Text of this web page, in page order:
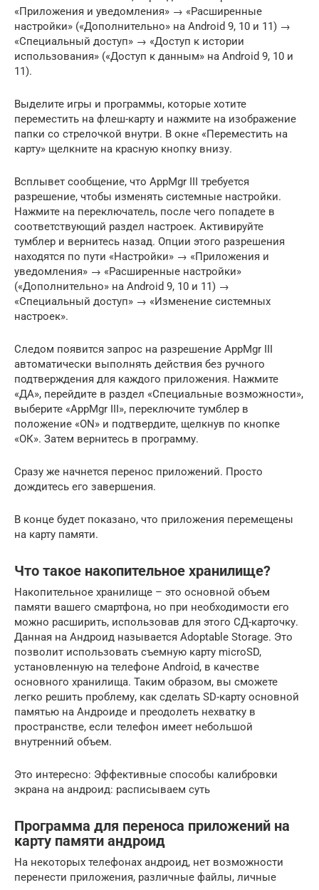
«Приложения и уведомления» → «Расширенные
настройки» («Дополнительно» на Android 9, 10 и 11) →
«Специальный доступ» → «Доступ к истории
использования» («Доступ к данным» на Android 9, 10 и
11).
Выделите игры и программы, которые хотите
переместить на флеш-карту и нажмите на изображение
папки со стрелочкой внутри. В окне «Переместить на
карту» щелкните на красную кнопку внизу.
Всплывет сообщение, что AppMgr III требуется
разрешение, чтобы изменять системные настройки.
Нажмите на переключатель, после чего попадете в
соответствующий раздел настроек. Активируйте
тумблер и вернитесь назад. Опции этого разрешения
находятся по пути «Настройки» → «Приложения и
уведомления» → «Расширенные настройки»
(«Дополнительно» на Android 9, 10 и 11) →
«Специальный доступ» → «Изменение системных
настроек».
Следом появится запрос на разрешение AppMgr III
автоматически выполнять действия без ручного
подтверждения для каждого приложения. Нажмите
«ДА», перейдите в раздел «Специальные возможности»,
выберите «AppMgr III», переключите тумблер в
положение «ON» и подтвердите, щелкнув по кнопке
«ОК». Затем вернитесь в программу.
Сразу же начнется перенос приложений. Просто
дождитесь его завершения.
В конце будет показано, что приложения перемещены
на карту памяти.
Что такое накопительное хранилище?
Накопительное хранилище – это основной объем
памяти вашего смартфона, но при необходимости его
можно расширить, использовав для этого СД-карточку.
Данная на Андроид называется Adoptable Storage. Это
позволит использовать съемную карту microSD,
установленную на телефоне Android, в качестве
основного хранилища. Таким образом, вы сможете
легко решить проблему, как сделать SD-карту основной
памятью на Андроиде и преодолеть нехватку в
пространстве, если телефон имеет небольшой
внутренний объем.
Это интересно: Эффективные способы калибровки
экрана на андроид: расписываем суть
Программа для переноса приложений на
карту памяти андроид
На некоторых телефонах андроид, нет возможности
перенести приложения, различные файлы, личные